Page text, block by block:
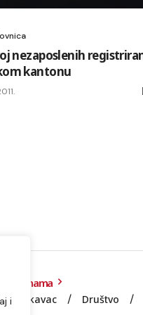
i
nezaposlenih
kantonu
O nama
Lukavac Društvo